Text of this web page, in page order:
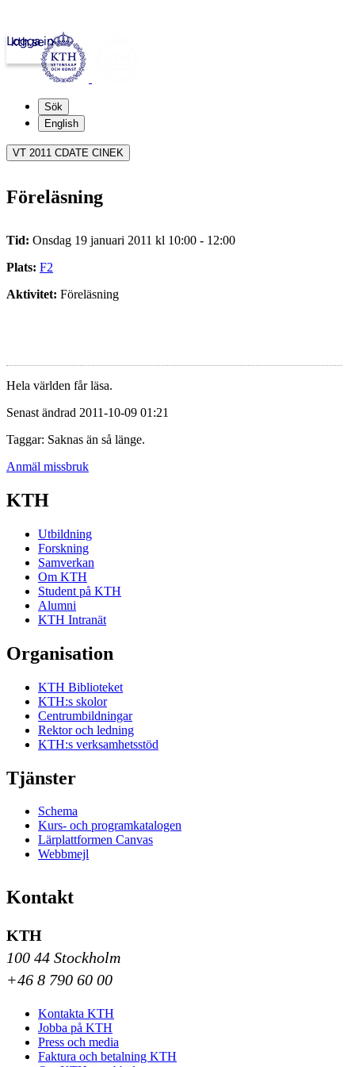
kth.se
Logga in
Sök
English
VT 2011 CDATE CINEK
Föreläsning
Tid: Onsdag 19 januari 2011 kl 10:00 - 12:00
Plats: F2
Aktivitet: Föreläsning
Hela världen får läsa.
Senast ändrad 2011-10-09 01:21
Taggar: Saknas än så länge.
Anmäl missbruk
KTH
Utbildning
Forskning
Samverkan
Om KTH
Student på KTH
Alumni
KTH Intranät
Organisation
KTH Biblioteket
KTH:s skolor
Centrumbildningar
Rektor och ledning
KTH:s verksamhetsstöd
Tjänster
Schema
Kurs- och programkatalogen
Lärplattformen Canvas
Webbmejl
Kontakt
KTH
100 44 Stockholm
+46 8 790 60 00
Kontakta KTH
Jobba på KTH
Press och media
Faktura och betalning KTH